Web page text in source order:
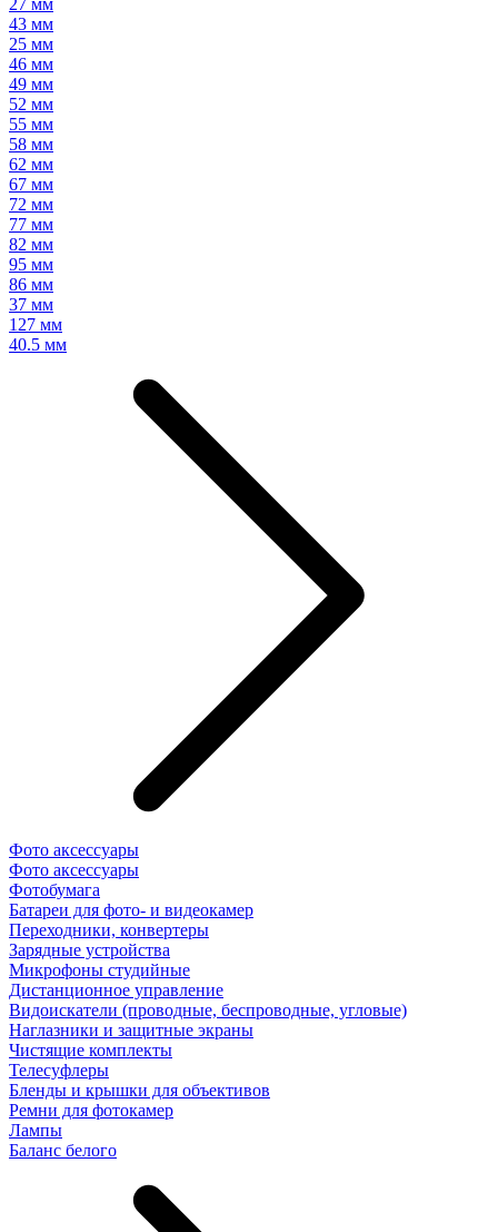
27 мм
43 мм
25 мм
46 мм
49 мм
52 мм
55 мм
58 мм
62 мм
67 мм
72 мм
77 мм
82 мм
95 мм
86 мм
37 мм
127 мм
40.5 мм
Фото аксессуары
Фото аксессуары
Фотобумага
Батареи для фото- и видеокамер
Переходники, конвертеры
Зарядные устройства
Микрофоны студийные
Дистанционное управление
Видоискатели (проводные, беспроводные, угловые)
Наглазники и защитные экраны
Чистящие комплекты
Телесуфлеры
Бленды и крышки для объективов
Ремни для фотокамер
Лампы
Баланс белого